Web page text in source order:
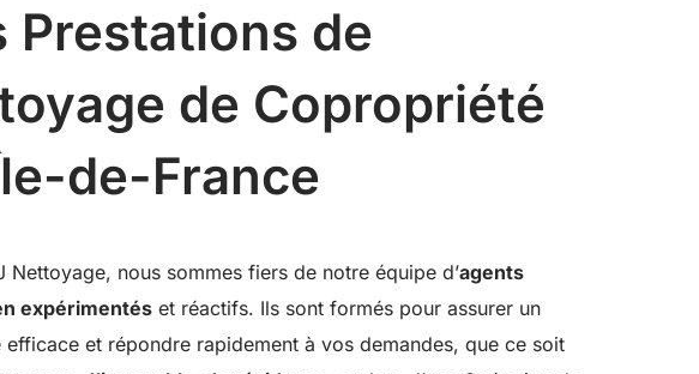
Prestations de
de Copropriété
de-France
Nettoyage, nous sommes fiers de notre équipe d’agents
expérimentés et réactifs. Ils sont formés pour assurer un
efficace et répondre rapidement à vos demandes, que ce soit